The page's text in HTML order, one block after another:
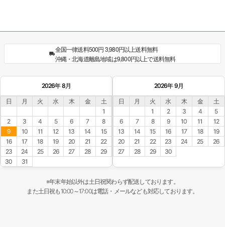
全国一律送料500円 3,980円以上送料無料
沖縄・北海道離島地域は9,800円以上で送料無料
2026年 8月
日 月 火 水 木 金
土
1
2
3 4 5 6 7
8
9
10 11 12 13 14
15
16
17 18 19 20 21
22
23
24 25 26 27 28
29
30
31
2026年 9月
日 月 火 水 木 金
土
1
2 3 4
5
6
7 8 9 10 11
12
13
14 15 16 17 18
19
20
21 22 23 24 25
26
27
28 29 30
※年末年始以外は土日祝関わらず配送しております。
また土日祝も10:00～17:00は電話・メールなども対応しております。